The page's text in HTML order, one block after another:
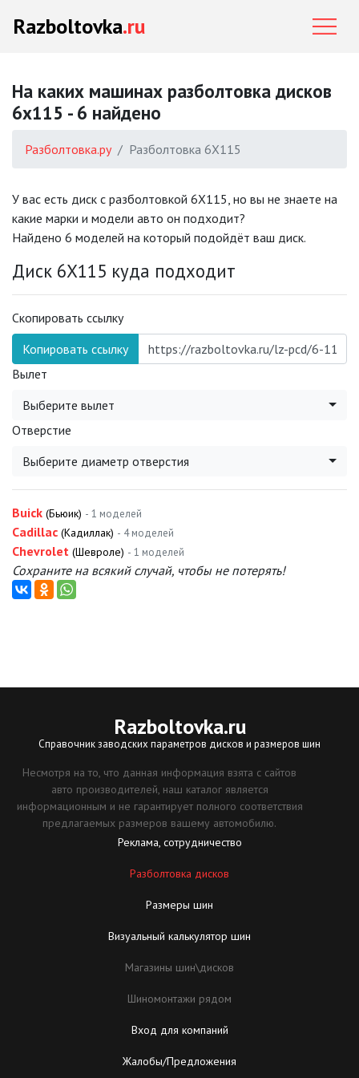
Razboltovka.ru
На каких машинах разболтовка дисков
6x115 - 6 найдено
Разболтовка.ру Разболтовка 6X115
У вас есть диск с разболтовкой 6X115, но вы не знаете на
какие марки и модели авто он подходит?
Найдено 6 моделей на который подойдёт ваш диск.
Диск 6X115 куда подходит
Скопировать ссылку
Копировать ссылку
Вылет
Выберите вылет
Отверстие
Выберите диаметр отверстия
Buick (Бьюик) - 1 моделей
Cadillac (Кадиллак) - 4 моделей
Chevrolet (Шевроле) - 1 моделей
Сохраните на всякий случай, чтобы не потерять!
Razboltovka.ru
Справочник заводских параметров дисков и размеров шин
Несмотря на то, что данная информация взята с сайтов
авто производителей, наш каталог является
информационным и не гарантирует полного соответствия
предлагаемых размеров вашему автомобилю.
Реклама, сотрудничество
Разболтовка дисков
Размеры шин
Визуальный калькулятор шин
Магазины шин\дисков
Шиномонтажи рядом
Вход для компаний
Жалобы/Предложения